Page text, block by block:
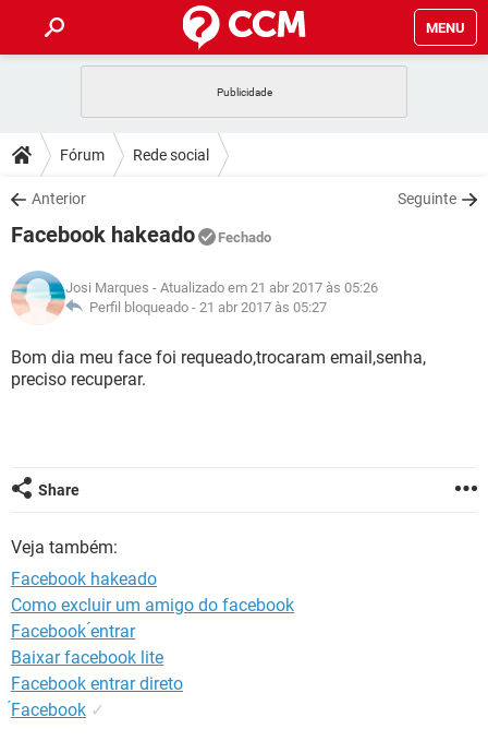
MENU
CELULAR
OUTLOOK
INSTAGRAM GMAIL
GUIA DE COMPRAS
DICAS
JOGOS
INSTAGRAM GMAIL
DOWNLOADS
JOGOS WHATSAPP
CELULAR
OUTLOOK EXCEL
INSTAGRAM
GUIA DE COMPRAS
JOGOS WHATSAPP
OUTLOOK EXCEL
GLOSSÁRIO
JOGOS
CELULAR
GUIA DE COMPRAS
Fórum Rede social
Anterior Seguinte
Facebook hakeado Fechado
Josi Marques - Atualizado em 21 abr 2017 às 05:26
Perfil bloqueado - 21 abr 2017 às 05:27
Bom dia meu face foi requeado,trocaram email,senha,
preciso recuperar.
Share
Veja também:
Facebook hakeado
Como excluir um amigo do facebook
Facebook ́entrar
Baixar facebook lite
Facebook entrar direto
́Facebook ✓